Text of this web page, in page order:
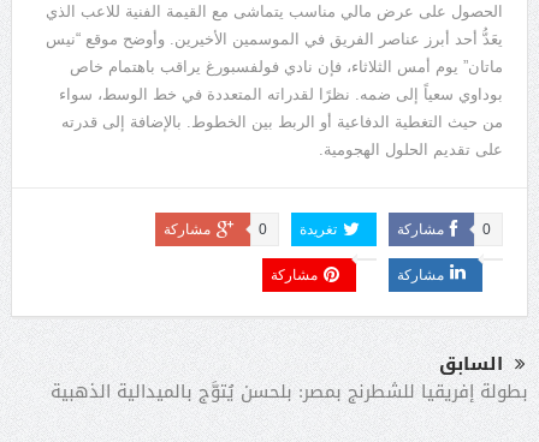
الحصول على عرض مالي مناسب يتماشى مع القيمة الفنية للاعب الذي
يعَدُّ أحد أبرز عناصر الفريق في الموسمين الأخيرين وأوضح موقع “نيس
ماتان” يوم أمس الثلاثاء، فإن نادي فولفسبورغ يراقب باهتمام خاص
بوداوي سعياً إلى ضمه
نظرًا لقدراته المتعددة في خط الوسط، سواء
من حيث التغطية الدفاعية أو الربط بين الخطوط
بالإضافة إلى قدرته
على تقديم الحلول الهجومية
مشاركة 0 تغريدة مشاركة 0
مشاركة مشاركة
السابق
بطولة إفريقيا للشطرنج بمصر: بلحسن يُتوَّج بالميدالية الذهبية